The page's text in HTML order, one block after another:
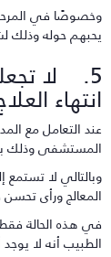
في المرحلة
حوله وذلك
5. لا
العلاج:
التعامل مع
وذلك
لا تستمع
ورأى تحسن
هذه الحالة فقط
أنه لا يوجد